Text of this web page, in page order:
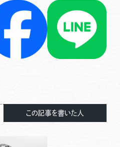
この記事を書いた人